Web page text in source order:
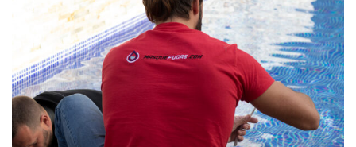
Servicios de asesoramiento legal para franquicias
Financiación e inversores para franquicias
Programa de Ayudas y Subvenciones para
Emprendedores 2025 (PASE)
Expansión de franquicias